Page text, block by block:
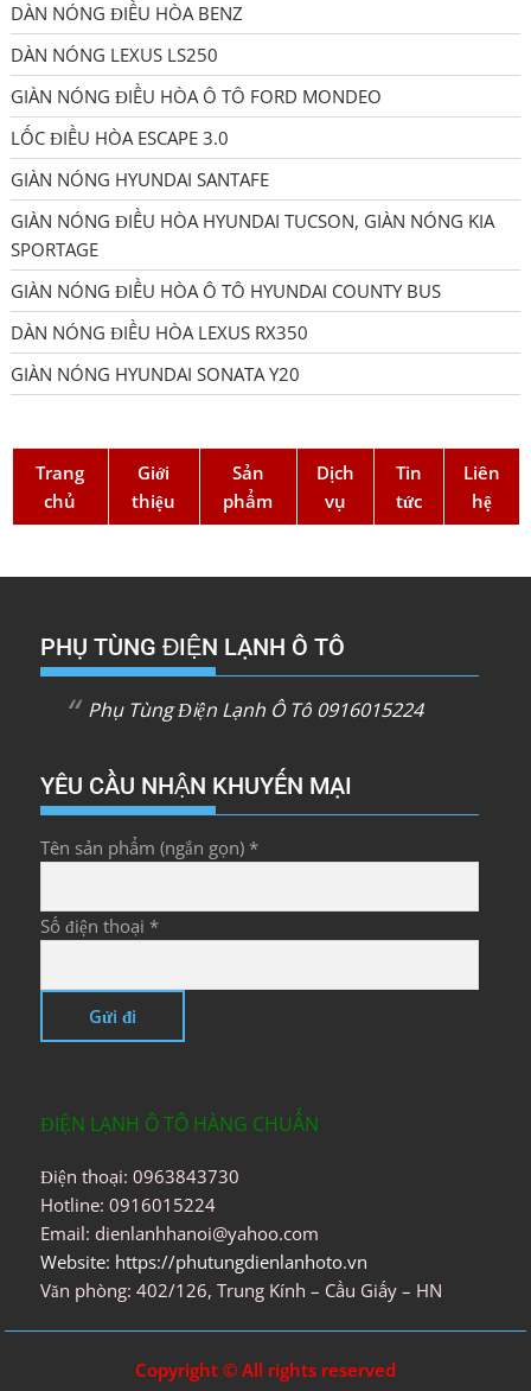
DÀN NÓNG ĐIỀU HÒA BENZ
DÀN NÓNG LEXUS LS250
GIÀN NÓNG ĐIỀU HÒA Ô TÔ FORD MONDEO
LỐC ĐIỀU HÒA ESCAPE 3.0
GIÀN NÓNG HYUNDAI SANTAFE
GIÀN NÓNG ĐIỀU HÒA HYUNDAI TUCSON, GIÀN NÓNG KIA
SPORTAGE
GIÀN NÓNG ĐIỀU HÒA Ô TÔ HYUNDAI COUNTY BUS
DÀN NÓNG ĐIỀU HÒA LEXUS RX350
GIÀN NÓNG HYUNDAI SONATA Y20
Trang
chủ
Giới
thiệu
Sản
phẩm
Dịch
vụ
Tin
tức
Liên
hệ
PHỤ TÙNG ĐIỆN LẠNH Ô TÔ
Phụ Tùng Điện Lạnh Ô Tô 0916015224
YÊU CẦU NHẬN KHUYẾN MẠI
Tên sản phẩm (ngắn gọn) *
Số điện thoại *
ĐIỆN LẠNH Ô TÔ HÀNG CHUẨN
Điện thoại: 0963843730
Hotline: 0916015224
Email: dienlanhhanoi@yahoo.com
Website: https://phutungdienlanhoto.vn
Văn phòng: 402/126, Trung Kính – Cầu Giấy – HN
Copyright © All rights reserved